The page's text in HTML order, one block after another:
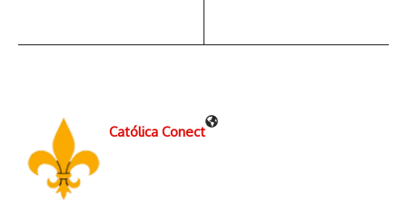
Católica Conect